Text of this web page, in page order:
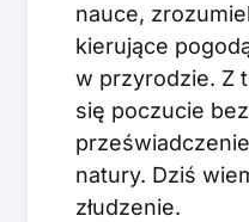
nauce,
kierujące
w przyrodzie. Z
się poczucie
natury. Dziś
złudzenie.